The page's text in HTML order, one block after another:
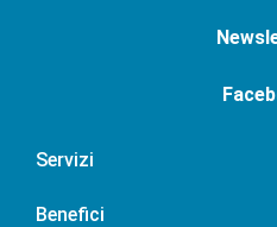
Servizi
Benefici